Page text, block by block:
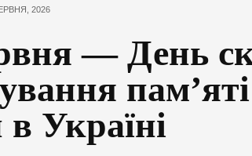
2026
— День
в Україні